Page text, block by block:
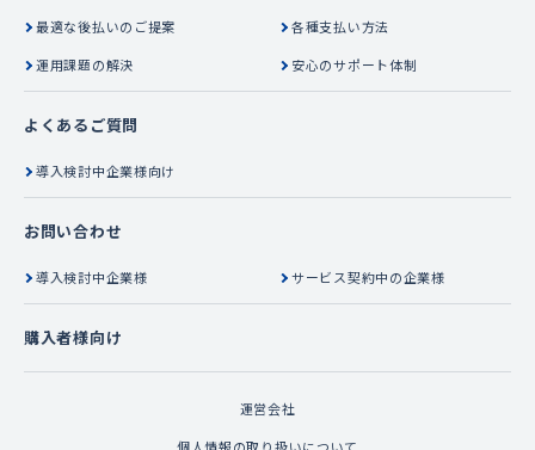
最適な後払いのご提案
各種支払い方法
運用課題の解決
安心のサポート体制
よくあるご質問
導入検討中企業様向け
お問い合わせ
導入検討中企業様 サービス契約中の企業様
購入者様向け
運営会社
個人情報の取り扱いについて